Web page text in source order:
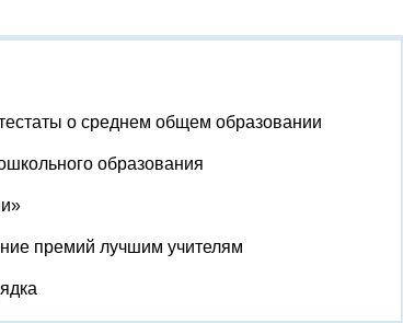
о среднем общем образовании
образования
премий лучшим учителям